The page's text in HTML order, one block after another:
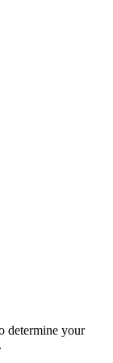
determine your